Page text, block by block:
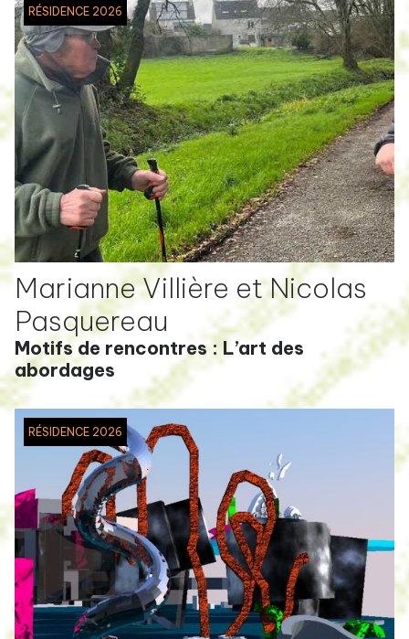
RÉSIDENCE 2026
Marianne Villière et Nicolas
Pasquereau
Motifs de rencontres : L’art des
abordages
RÉSIDENCE 2026